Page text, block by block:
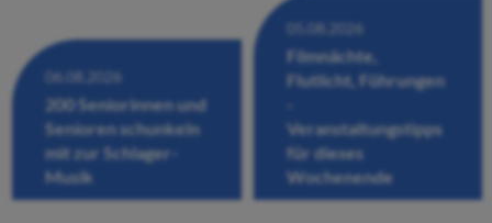
06.08.2026
200 Seniorinnen und
Senioren schunkeln
mit zur Schlager-
Musik
05.08.2026
Filmnächte,
Flutlicht, Führungen
Veranstaltungstipps
für dieses
Wochenende